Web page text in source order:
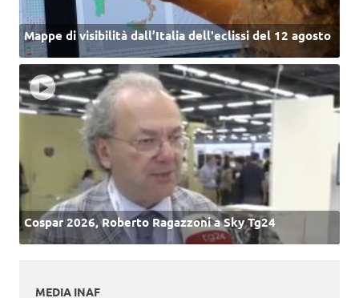
Mappe di visibilità dall’Italia dell'eclissi del 12 agosto
Cospar 2026, Roberto Ragazzoni a Sky Tg24
MEDIA INAF